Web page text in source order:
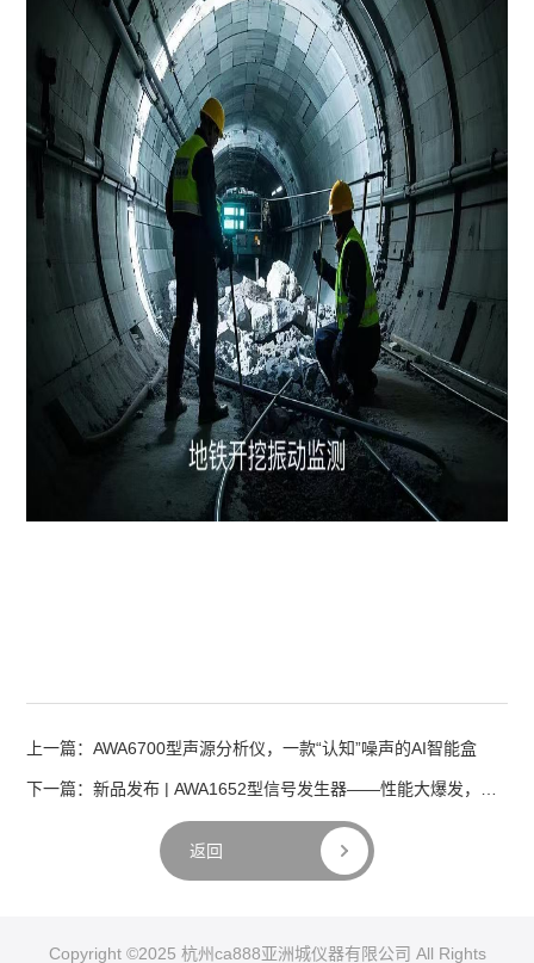
上一篇：AWA6700型声源分析仪，一款“认知”噪声的AI智能盒
返回
Copyright ©2025 杭州ca888亚洲城仪器有限公司 All Rights